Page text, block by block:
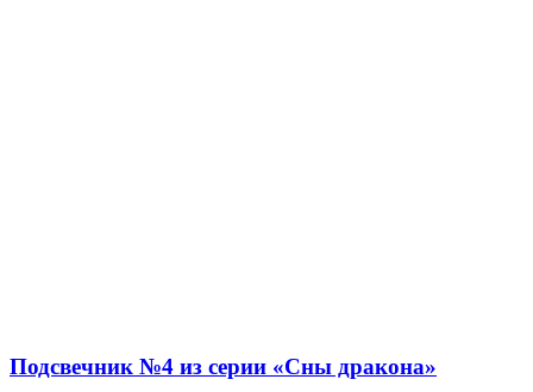
Подсвечник №4 из серии «Сны дракона»